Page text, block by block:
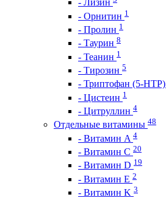
- Лизин
- Орнитин 1
- Пролин 1
- Таурин 8
- Теанин 1
- Тирозин 5
- Триптофан (5-HTP)
- Цистеин 1
- Цитруллин 4
Отдельные витамины 48
- Витамин A 4
- Витамин C 20
- Витамин D 19
- Витамин E 2
- Витамин K 3